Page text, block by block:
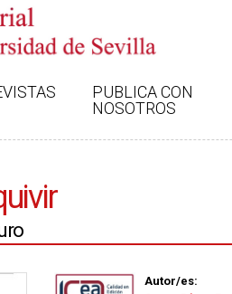
PUBLICA CON
NOSOTROS
Autor/es: